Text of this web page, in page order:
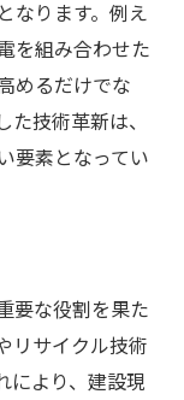
なります。例え
を組み合わせた
めるだけでな
技術革新は、
要素となってい
要な役割を果た
リサイクル技術
により、建設現